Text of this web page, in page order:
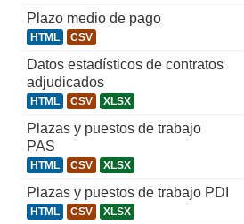
Plazo medio de pago
HTML CSV
Datos estadísticos de contratos
adjudicados
HTML CSV XLSX
Plazas y puestos de trabajo
PAS
HTML CSV XLSX
Plazas y puestos de trabajo PDI
HTML CSV XLSX